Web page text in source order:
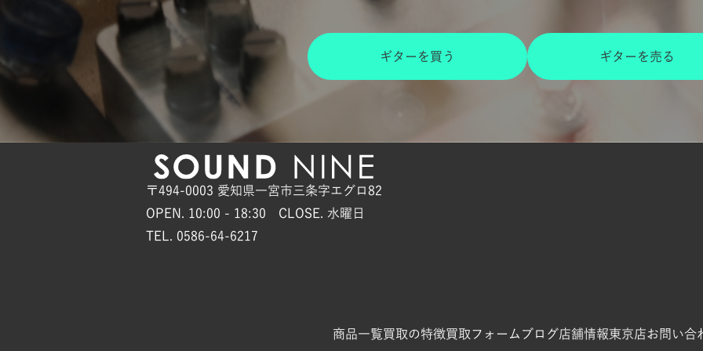
ギターを買う ギターを売る
〒494-0003 愛知県一宮市三条字エグロ82
OPEN. 10:00 - 18:30 CLOSE. 水曜日
TEL. 0586-64-6217
商品一覧買取の特徴買取フォーム ブログ店舗情報東京店お問い合